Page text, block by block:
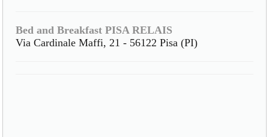
Bed and Breakfast PISA RELAIS
Via Cardinale Maffi, 21 - 56122 Pisa (PI)